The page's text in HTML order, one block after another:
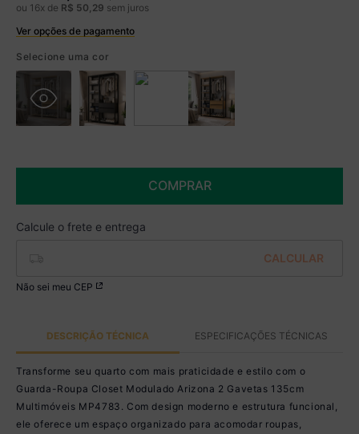
ou 16x de R$ 50 29 sem juros
Ver opções de pagamento
Boleto
R$ 664,99 à vista no Boleto
Você economiza
Selecione uma cor
COMPRAR
Não sei meu CEP
DESCRIÇÃO TÉCNICA ESPECIFICAÇÕES TÉCNICAS
Transforme seu quarto com mais praticidade e estilo com o
Guarda-Roupa Closet Modulado Arizona 2 Gavetas 135cm
Multimóveis MP4783. Com design moderno e estrutura funcional,
ele oferece um espaço organizado para acomodar roupas,